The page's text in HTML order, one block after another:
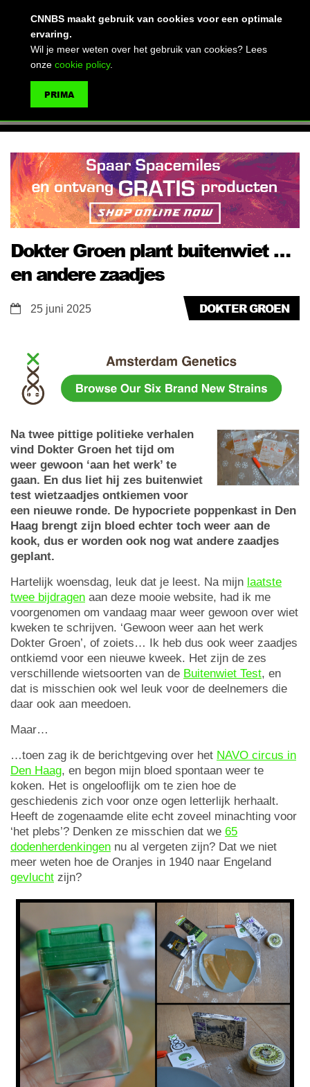
Dokter Groen plant buitenwiet …
en andere zaadjes
DOKTER GROEN
25 juni 2025
Na twee pittige politieke verhalen
vind Dokter Groen het tijd om
weer gewoon ‘aan het werk’ te
gaan. En dus liet hij zes buitenwiet
test wietzaadjes ontkiemen voor
een nieuwe ronde. De hypocriete poppenkast in Den
Haag brengt zijn bloed echter toch weer aan de
kook, dus er worden ook nog wat andere zaadjes
geplant.
Hartelijk woensdag, leuk dat je leest. Na mijn laatste
twee bijdragen aan deze mooie website, had ik me
voorgenomen om vandaag maar weer gewoon over wiet
kweken te schrijven. ‘Gewoon weer aan het werk
Dokter Groen’, of zoiets… Ik heb dus ook weer zaadjes
ontkiemd voor een nieuwe kweek. Het zijn de zes
verschillende wietsoorten van de Buitenwiet Test, en
dat is misschien ook wel leuk voor de deelnemers die
daar ook aan meedoen.
Maar…
…toen zag ik de berichtgeving over het NAVO circus in
Den Haag, en begon mijn bloed spontaan weer te
koken. Het is ongelooflijk om te zien hoe de
geschiedenis zich voor onze ogen letterlijk herhaalt.
Heeft de zogenaamde elite echt zoveel minachting voor
‘het plebs’? Denken ze misschien dat we 65
dodenherdenkingen nu al vergeten zijn? Dat we niet
meer weten hoe de Oranjes in 1940 naar Engeland
gevlucht zijn?
CNNBS maakt gebruik van cookies voor een optimale
ervaring.
Wil je meer weten over het gebruik van cookies? Lees
onze cookie policy.
PRIMA